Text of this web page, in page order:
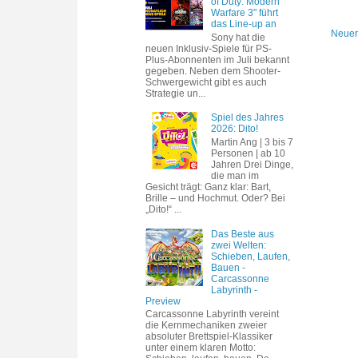
Warfare 3" führt
das Line-up an
Sony hat die
neuen Inklusiv-Spiele für PS-
Plus-Abonnenten im Juli bekannt
gegeben. Neben dem Shooter-
Schwergewicht gibt es auch
Strategie un...
Spiel des Jahres
2026: Dito!
Martin Ang | 3 bis 7
Personen | ab 10
Jahren Drei Dinge,
die man im
Gesicht trägt: Ganz klar: Bart,
Brille – und Hochmut. Oder? Bei
„Dito!“ ...
Das Beste aus
zwei Welten:
Schieben, Laufen,
Bauen -
Carcassonne
Labyrinth -
Preview
Carcassonne Labyrinth vereint
die Kernmechaniken zweier
absoluter Brettspiel-Klassiker
unter einem klaren Motto: